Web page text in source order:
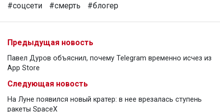
#соцсети #смерть #блогер
Предыдущая новость
Павел Дуров объяснил, почему Telegram временно исчез из
App Store
Следующая новость
На Луне появился новый кратер: в нее врезалась ступень
ракеты SpaceX